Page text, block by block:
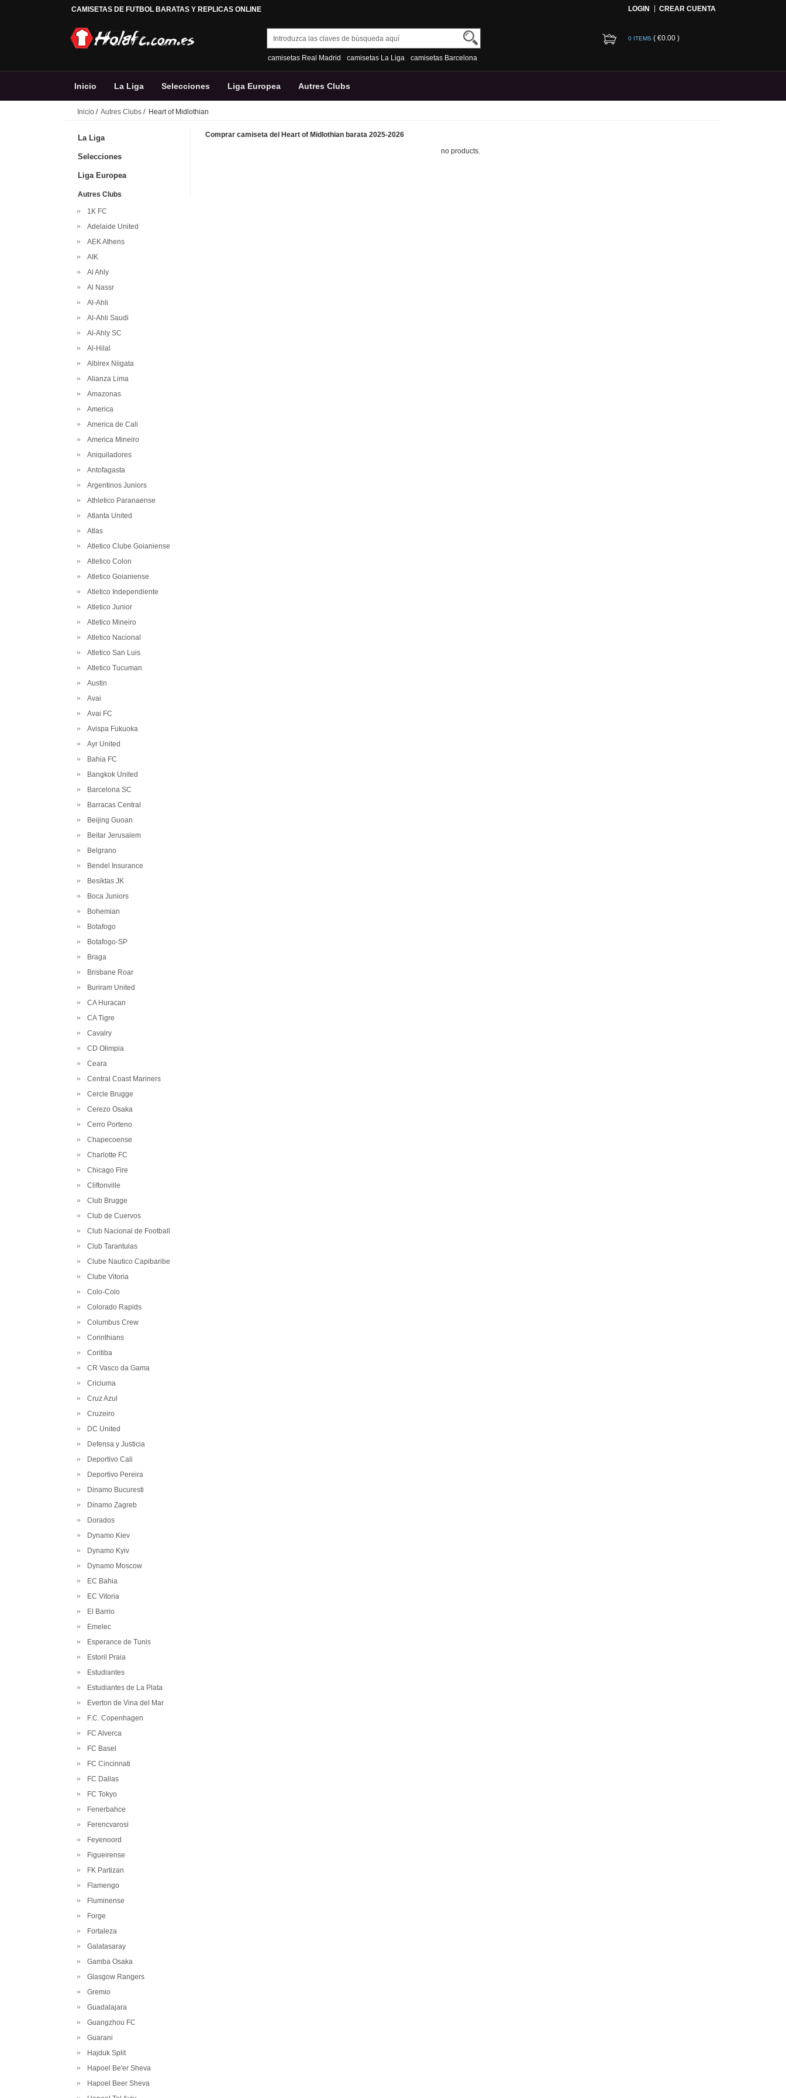
CAMISETAS DE FUTBOL BARATAS Y REPLICAS ONLINE LOGIN CREAR CUENTA
camisetas Real Madrid camisetas La Liga camisetas Barcelona
0 ITEMS ( €0.00 )
Inicio La Liga Selecciones Liga Europea Autres Clubs
Inicio / Autres Clubs / Heart of Midlothian
La Liga
Selecciones
Liga Europea
Autres Clubs
1K FC
Adelaide United
AEK Athens
AIK
Al Ahly
Al Nassr
Al-Ahli
Al-Ahli Saudi
Al-Ahly SC
Al-Hilal
Albirex Niigata
Alianza Lima
Amazonas
America
America de Cali
America Mineiro
Aniquiladores
Antofagasta
Argentinos Juniors
Athletico Paranaense
Atlanta United
Atlas
Atletico Clube Goianiense
Atletico Colon
Atletico Goianiense
Atletico Independiente
Atletico Junior
Atletico Mineiro
Atletico Nacional
Atletico San Luis
Atletico Tucuman
Austin
Avai
Avai FC
Avispa Fukuoka
Ayr United
Bahia FC
Bangkok United
Barcelona SC
Barracas Central
Beijing Guoan
Beitar Jerusalem
Belgrano
Bendel Insurance
Besiktas JK
Boca Juniors
Bohemian
Botafogo
Botafogo-SP
Braga
Brisbane Roar
Buriram United
CA Huracan
CA Tigre
Cavalry
CD Olimpia
Ceara
Central Coast Mariners
Cercle Brugge
Cerezo Osaka
Cerro Porteno
Chapecoense
Charlotte FC
Chicago Fire
Cliftonville
Club Brugge
Club de Cuervos
Club Nacional de Football
Club Tarantulas
Clube Nautico Capibaribe
Clube Vitoria
Colo-Colo
Colorado Rapids
Columbus Crew
Corinthians
Coritiba
CR Vasco da Gama
Criciuma
Cruz Azul
Cruzeiro
DC United
Defensa y Justicia
Deportivo Cali
Deportivo Pereira
Dinamo Bucuresti
Dinamo Zagreb
Dorados
Dynamo Kiev
Dynamo Kyiv
Dynamo Moscow
EC Bahia
EC Vitoria
El Barrio
Emelec
Esperance de Tunis
Estoril Praia
Estudiantes
Estudiantes de La Plata
Everton de Vina del Mar
F.C. Copenhagen
FC Alverca
FC Basel
FC Cincinnati
FC Dallas
FC Tokyo
Fenerbahce
Ferencvarosi
Feyenoord
Figueirense
FK Partizan
Flamengo
Fluminense
Forge
Fortaleza
Galatasaray
Gamba Osaka
Glasgow Rangers
Gremio
Guadalajara
Guangzhou FC
Guarani
Hajduk Split
Hapoel Be'er Sheva
Hapoel Beer Sheva
Comprar camiseta del Heart of Midlothian barata 2025-2026
no products.